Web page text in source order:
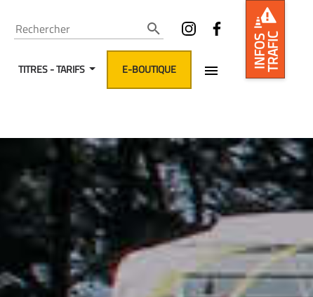
INFOSTRAFIC
Rechercher
TITRES - TARIFS E-BOUTIQUE